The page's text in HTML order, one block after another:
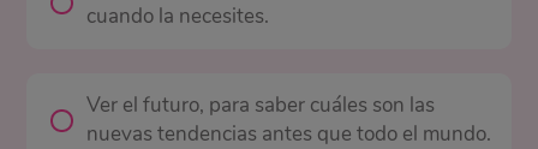
cuando la necesites.
Ver el futuro, para saber cuáles son las
nuevas tendencias antes que todo el mundo.